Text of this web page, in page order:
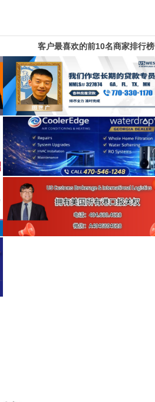
客户最喜欢的前10名商家排行榜